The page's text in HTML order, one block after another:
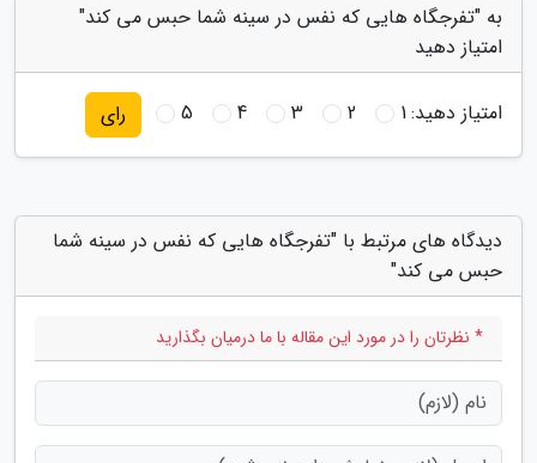
به "تفرجگاه هایی که نفس در سینه شما حبس می کند"
امتیاز دهید
امتیاز دهید:1
2
3
4
5 رای
دیدگاه های مرتبط با "تفرجگاه هایی که نفس در سینه شما
حبس می کند"
* نظرتان را در مورد این مقاله با ما درمیان بگذارید